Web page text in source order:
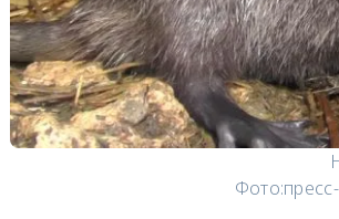
Фото: